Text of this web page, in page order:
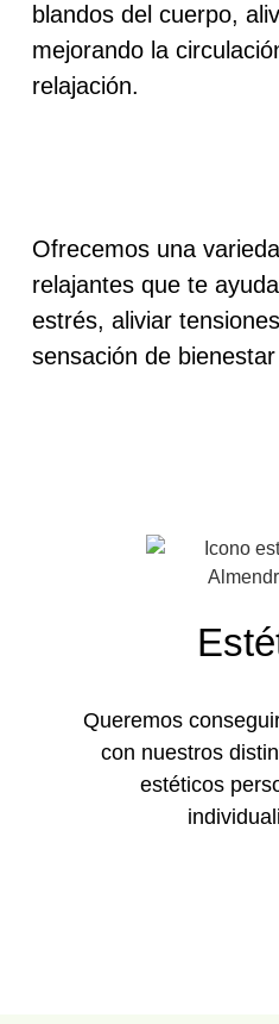
blandos del cuerpo,
mejorando la
relajación.
Ofrecemos una
relajantes que te
estrés, aliviar
sensación de
Queremos
con nuestros
estéticos